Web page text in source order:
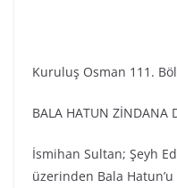
Kuruluş Osman 111.
BALA HATUN ZİNDANA
İsmihan Sultan; Şeyh
üzerinden Bala